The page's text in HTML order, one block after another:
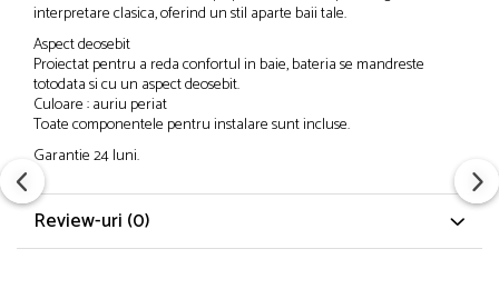
interpretare clasica, oferind un stil aparte baii tale.
Aspect deosebit
Proiectat pentru a reda confortul in baie, bateria se mandreste
totodata si cu un aspect deosebit.
Culoare : auriu periat
Toate componentele pentru instalare sunt incluse.
Garantie 24 luni.
Review-uri (0)